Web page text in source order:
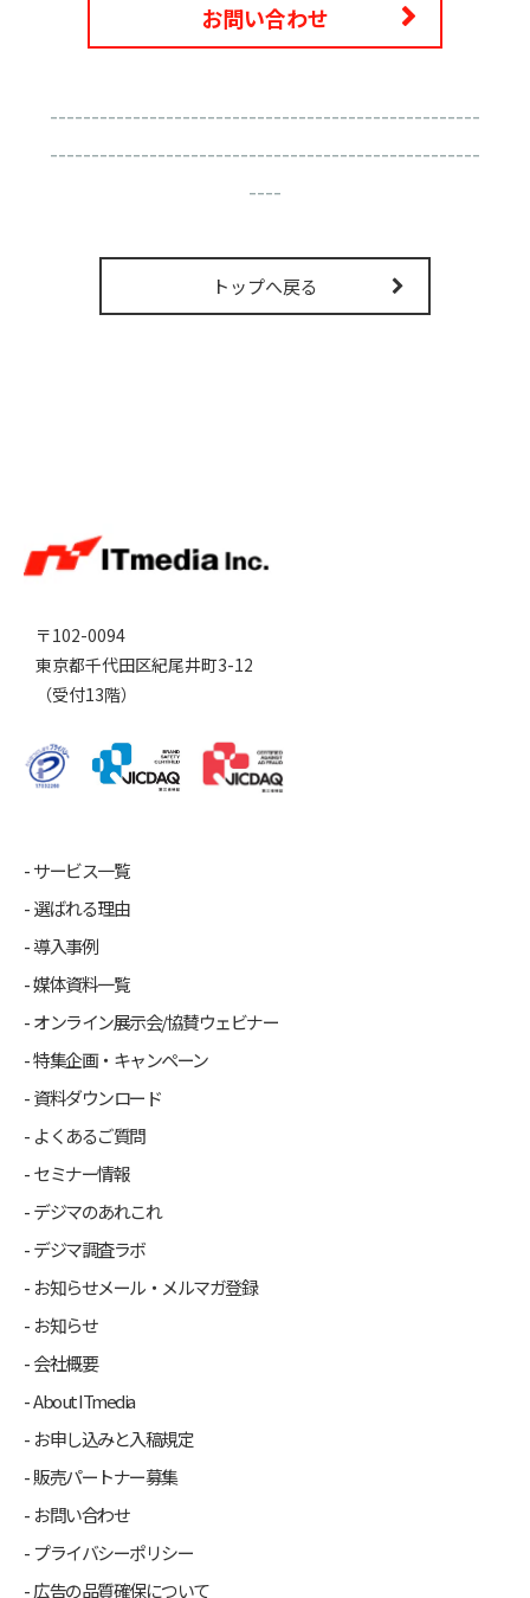
お問い合わせ
----------------------------------------------------
----------------------------------------------------
----
トップへ戻る
〒102-0094
東京都千代田区紀尾井町3-12
（受付13階）
サービス一覧
選ばれる理由
導入事例
媒体資料一覧
オンライン展示会/協賛ウェビナー
特集企画・キャンペーン
資料ダウンロード
よくあるご質問
セミナー情報
デジマのあれこれ
デジマ調査ラボ
お知らせメール・メルマガ登録
お知らせ
会社概要
About ITmedia
お申し込みと入稿規定
販売パートナー募集
お問い合わせ
プライバシーポリシー
広告の品質確保について